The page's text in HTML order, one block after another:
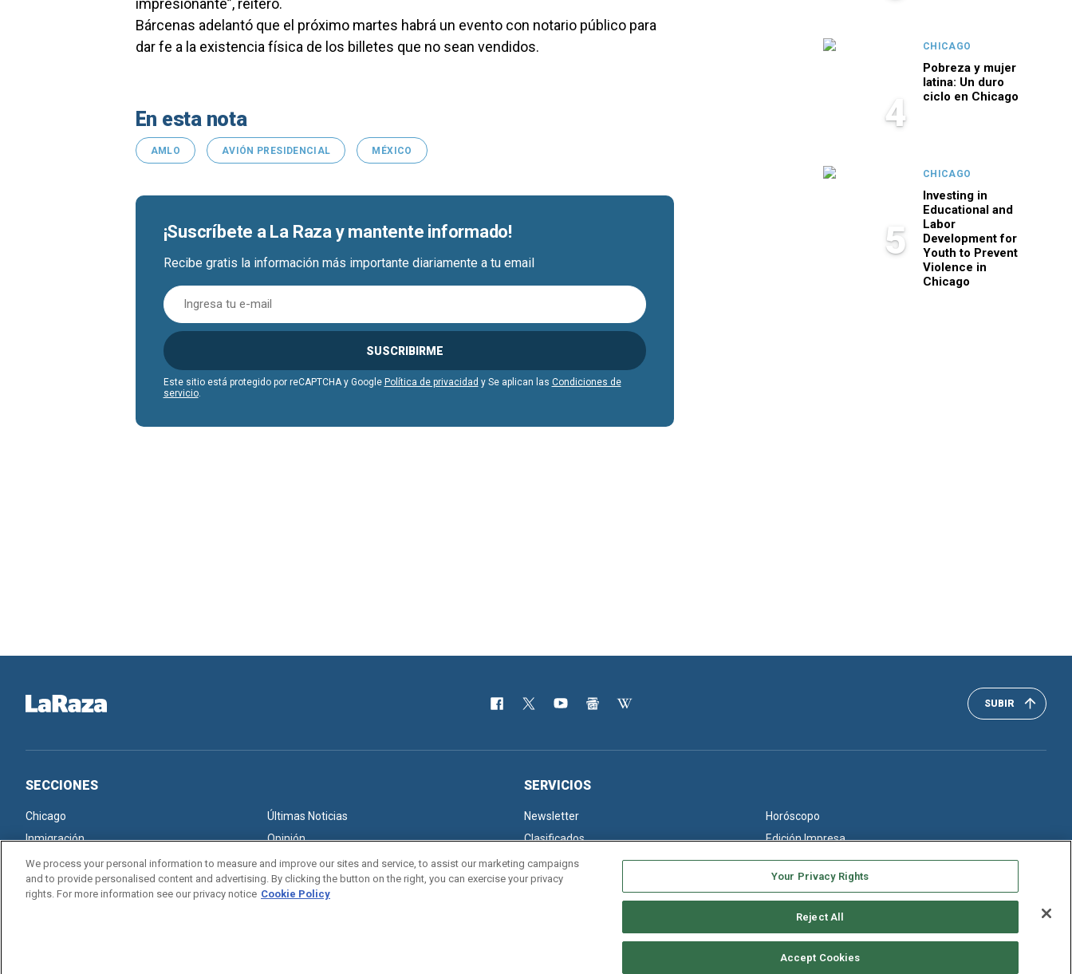
impresionante”, reiteró.
Bárcenas adelantó que el próximo martes habrá un evento con notario público para
dar fe a la existencia física de los billetes que no sean vendidos.
En esta nota
AMLO AVIÓN PRESIDENCIAL MÉXICO
¡Suscríbete a La Raza y mantente informado!
Recibe gratis la información más importante diariamente a tu email
SUSCRIBIRME
Este sitio está protegido por reCAPTCHA y Google Política de privacidad y Se aplican las Condiciones de
servicio.
4
CHICAGO
Pobreza y mujer
latina: Un duro
ciclo en Chicago
5
CHICAGO
Investing in
Educational and
Labor
Development for
Youth to Prevent
Violence in
Chicago
SUBIR
SECCIONES
Chicago
Últimas Noticias
Inmigración
Opinión
SERVICIOS
Newsletter
Horóscopo
Clasificados
Edición Impresa
We process your personal information to measure and improve our sites and service, to assist our marketing campaigns
and to provide personalised content and advertising. By clicking the button on the right, you can exercise your privacy
rights. For more information see our privacy notice Cookie Policy
Your Privacy Rights
Reject All
Accept Cookies